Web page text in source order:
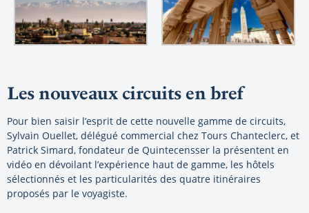
Les nouveaux circuits en bref
Pour bien saisir l’esprit de cette nouvelle gamme de circuits,
Sylvain Ouellet, délégué commercial chez Tours Chanteclerc, et
Patrick Simard, fondateur de Quintecensser la présentent en
vidéo en dévoilant l’expérience haut de gamme, les hôtels
sélectionnés et les particularités des quatre itinéraires
proposés par le voyagiste.